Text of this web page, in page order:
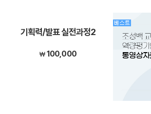
기획력/발표 실전과정2
100,000